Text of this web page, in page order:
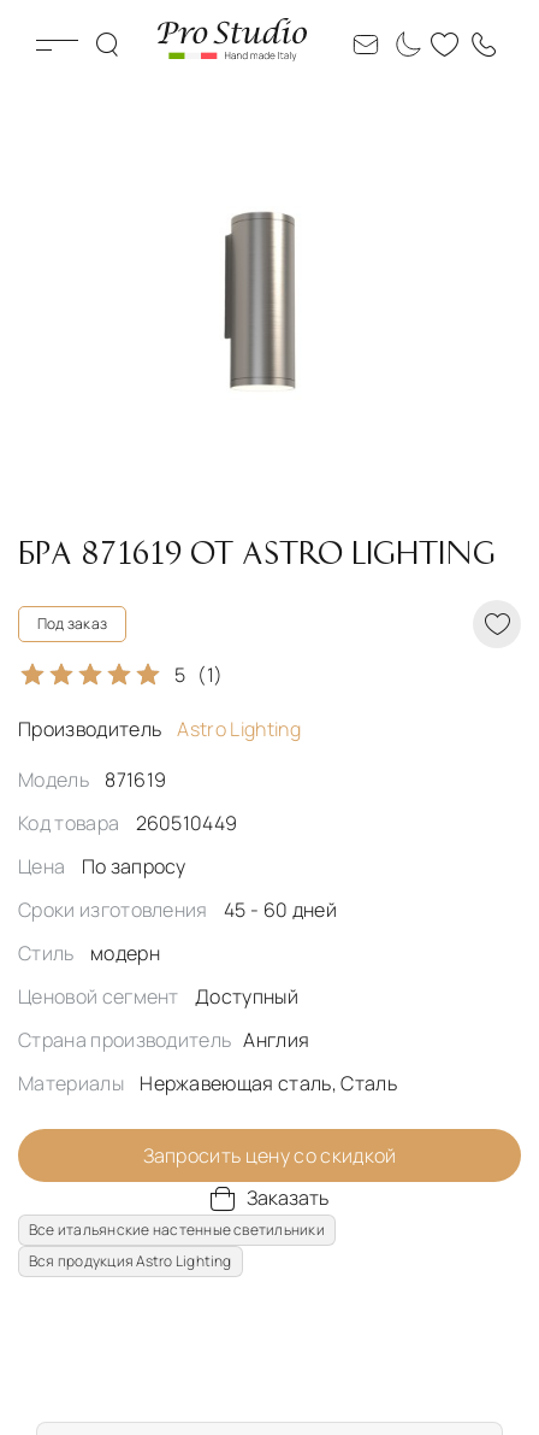
БРА 871619 ОТ ASTRO LIGHTING
Под заказ
5 (1)
Производитель
Astro Lighting
Модель
871619
Код товара
260510449
Цена
По запросу
Сроки изготовления
45 - 60 дней
Стиль
модерн
Ценовой сегмент
Доступный
Страна производитель Англия
Материалы
Нержавеющая сталь, Сталь
Запросить цену со скидкой
Заказать
Все итальянские настенные светильники
Вся продукция Astro Lighting